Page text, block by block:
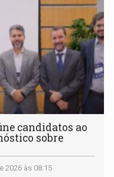
candidatos ao
sobre
2026 às 08:15